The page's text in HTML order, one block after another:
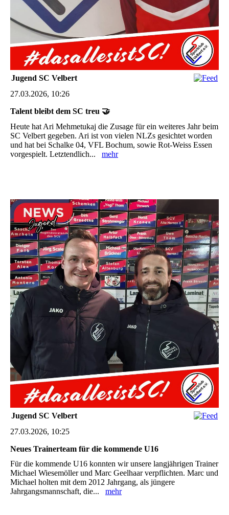
Jugend SC Velbert
27.03.2026, 10:26
Talent bleibt dem SC treu 🤝
Heute hat Ari Mehmetukaj die Zusage für ein weiteres Jahr beim
SC Velbert gegeben. Ari ist von vielen NLZs gesichtet worden
und hat bei Schalke 04, VFL Bochum, sowie Rot-Weiss Essen
vorgespielt. Letztendlich... mehr
Jugend SC Velbert
27.03.2026, 10:25
Neues Trainerteam für die kommende U16
Für die kommende U16 konnten wir unsere langjährigen Trainer
Michael Wiesemöller und Marc Geelhaar verpflichten. Marc und
Michael holten mit dem 2012 Jahrgang, als jüngere
Jahrgangsmannschaft, die... mehr